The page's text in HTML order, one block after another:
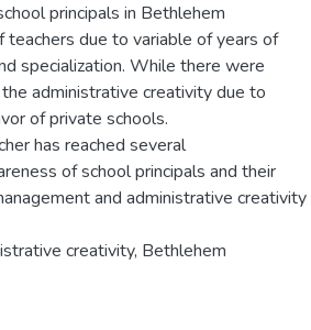
principals in Bethlehem
due to variable of years of
specialization. While there were
administrative creativity due to
of private schools.
has reached several
of school principals and their
and administrative creativity
creativity, Bethlehem